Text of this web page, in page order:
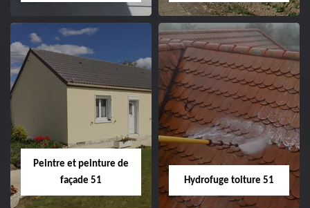
Peintre intérieur
Habillage planche
de rive 51
Peintre et peinture de
façade 51
Hydrofuge toiture 51